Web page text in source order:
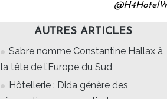
AUTRES ARTICLES
Sabre nomme Constantine Hallax à
la tête de l’Europe du Sud
Hôtellerie : Dida génère des